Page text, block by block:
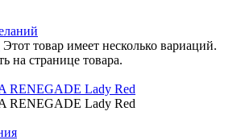
Этот товар имеет несколько вариаций.
на странице товара.